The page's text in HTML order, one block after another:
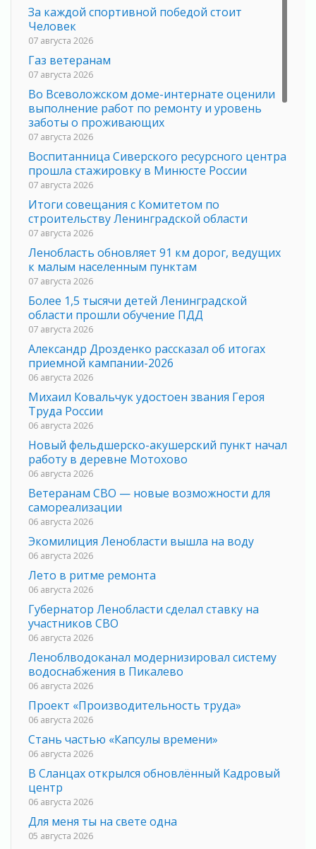
За каждой спортивной победой стоит
Человек
07 августа 2026
Газ ветеранам
07 августа 2026
Во Всеволожском доме-интернате оценили
выполнение работ по ремонту и уровень
заботы о проживающих
07 августа 2026
Воспитанница Сиверского ресурсного центра
прошла стажировку в Минюсте России
07 августа 2026
Итоги совещания с Комитетом по
строительству Ленинградской области
07 августа 2026
Ленобласть обновляет 91 км дорог, ведущих
к малым населенным пунктам
07 августа 2026
Более 1,5 тысячи детей Ленинградской
области прошли обучение ПДД
07 августа 2026
Александр Дрозденко рассказал об итогах
приемной кампании-2026
06 августа 2026
Михаил Ковальчук удостоен звания Героя
Труда России
06 августа 2026
Новый фельдшерско-акушерский пункт начал
работу в деревне Мотохово
06 августа 2026
Ветеранам СВО — новые возможности для
самореализации
06 августа 2026
Экомилиция Ленобласти вышла на воду
06 августа 2026
Лето в ритме ремонта
06 августа 2026
Губернатор Ленобласти сделал ставку на
участников СВО
06 августа 2026
Леноблводоканал модернизировал систему
водоснабжения в Пикалево
06 августа 2026
Проект «Производительность труда»
06 августа 2026
Стань частью «Капсулы времени»
06 августа 2026
В Сланцах открылся обновлённый Кадровый
центр
06 августа 2026
Для меня ты на свете одна
05 августа 2026